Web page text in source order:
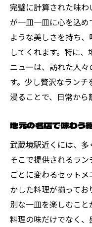
完璧に計算された味
が一皿一皿に心を込
ような美しさを持ち
してくれます。特に
ニューは、訪れた人
す。少し贅沢なラン
浸ることで、日常から
地元の名店で味わう
武蔵境駅近くには、多
そこで提供されるラ
ごとに変わるセット
かした料理が揃って
別な一皿を楽しむこと
料理の味だけでなく